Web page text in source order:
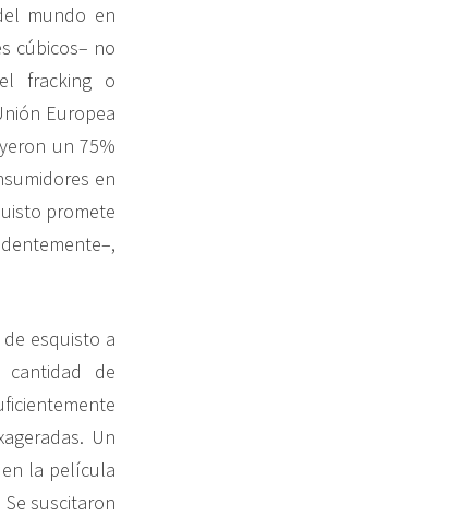
mundo en
cúbicos– no
fracking o
Europea
un 75%
en
promete
esquisto a
de
Un
la película
suscitaron